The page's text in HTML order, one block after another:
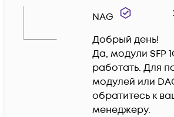
NAG
Добрый день!
Да, модули SFP
работать. Для
модулей или
обратитесь к
менеджеру.